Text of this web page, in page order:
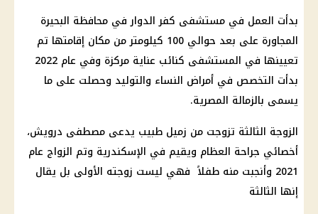
بدأت العمل في مستشفى كفر الدوار في محافظة البحيرة
المجاورة على بعد حوالي 100 كيلومتر من مكان إقامتها تم
تعيينها في المستشفى كنائب عناية مركزة وفي عام 2022
بدأت التخصص في أمراض النساء والتوليد وحصلت على ما
يسمى بالزمالة المصرية.
الزوجة الثالثة تزوجت من زميل طبيب يدعى مصطفى درويش،
أخصائي جراحة العظام ويقيم في الإسكندرية وتم الزواج عام
2021 وأنجبت منه طفلاً فهي ليست زوجته الأولى بل يقال
إنها الثالثة